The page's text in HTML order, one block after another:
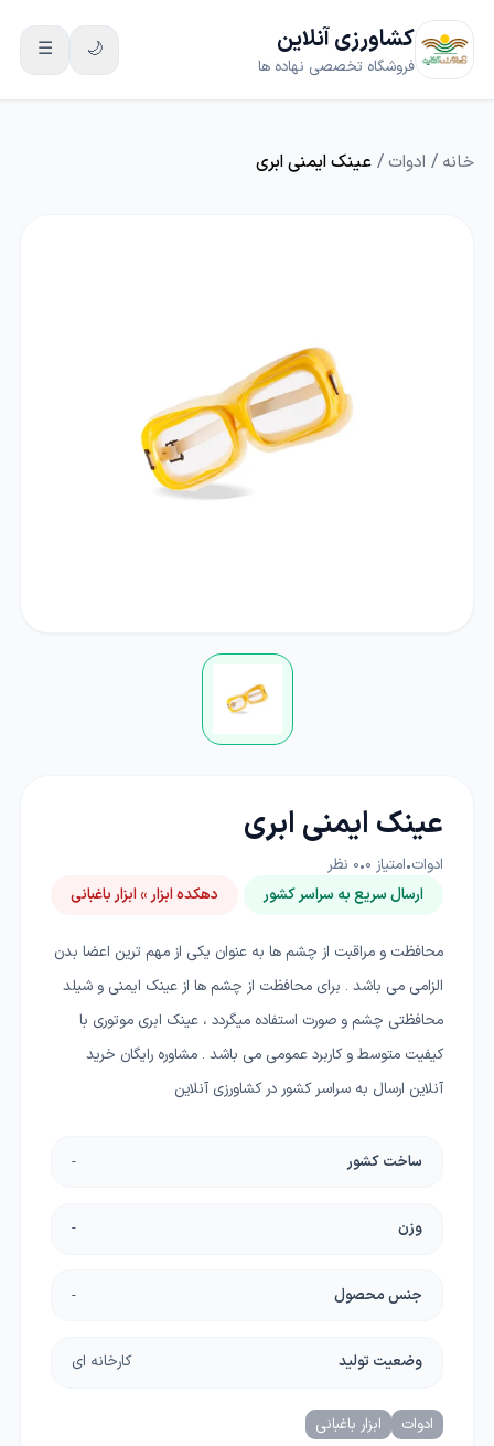
کشاورزی آنلاین
فروشگاه تخصصی نهاده ها
🌙
☰
خانه / ادوات/ عینک ایمنی ابری
عینک ایمنی ابری
ادوات•امتیاز 0
•
0 نظر
ارسال سریع به سراسر کشور
دهکده ابزار » ابزار باغبانی
محافظت و مراقبت از چشم ها به عنوان یکی از مهم ترین اعضا بدن
الزامی می باشد . برای محافظت از چشم ها از عینک ایمنی و شیلد
محافظتی چشم و صورت استفاده میگردد ، عینک ابری موتوری با
کیفیت متوسط و کاربرد عمومی می باشد . مشاوره رایگان خرید
آنلاین ارسال به سراسر کشور در کشاورزی آنلاین
ساخت کشور -
وزن -
جنس محصول -
وضعیت تولید کارخانه ای
ادوات ابزار باغبانی